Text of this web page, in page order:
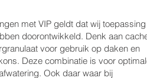
met VIP geldt dat wij toepassing
doorontwikkeld. Denk aan
voor gebruik op daken en
Deze combinatie is voor
Ook daar waar bij